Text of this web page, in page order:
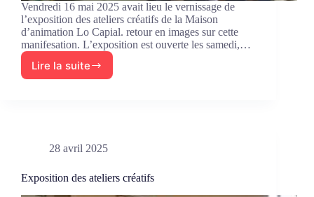
Vendredi 16 mai 2025 avait lieu le vernissage de
l’exposition des ateliers créatifs de la Maison
d’animation Lo Capial. retour en images sur cette
manifesation. L’exposition est ouverte les samedi,…
Lire la suite
Le
ateliers
2025
28 avril 2025
Exposition des ateliers créatifs